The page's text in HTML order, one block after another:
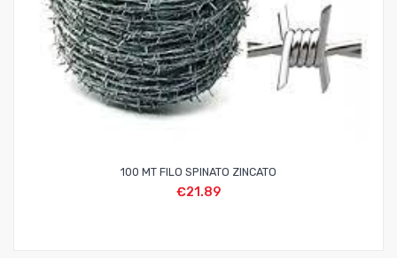
100 MT FILO SPINATO ZINCATO
€21.89